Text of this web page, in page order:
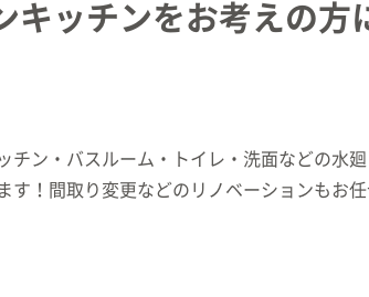
キッチンをお考えの方
チン・バスルーム・トイレ・洗面などの水
す！間取り変更などのリノベーションもお任